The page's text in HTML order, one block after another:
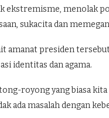
ekstremisme, menolak
sukacita dan
amanat presiden
identitas dan agama.
royong yang biasa
ada masalah dengan